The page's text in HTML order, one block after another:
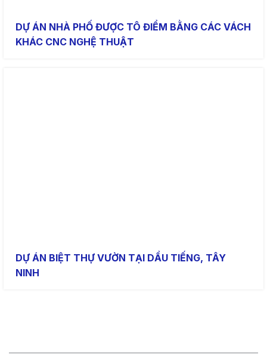
DỰ ÁN NHÀ PHỐ ĐƯỢC TÔ ĐIỂM BẰNG CÁC VÁCH
KHÁC CNC NGHỆ THUẬT
DỰ ÁN BIỆT THỰ VƯỜN TẠI DẦU TIẾNG, TÂY
NINH